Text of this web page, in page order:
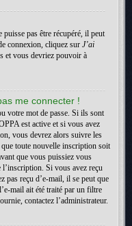
pas être récupéré, il peut
connexion, cliquez sur J’ai
et vous devriez pouvoir à
me connecter !
votre mot de passe. Si ils sont
est active et si vous avez
vous devrez alors suivre les
toute nouvelle inscription soit
que vous puissiez vous
Si vous avez reçu
pas reçu d’e-mail, il se peut que
mail ait été traité par un filtre
contactez l’administrateur.